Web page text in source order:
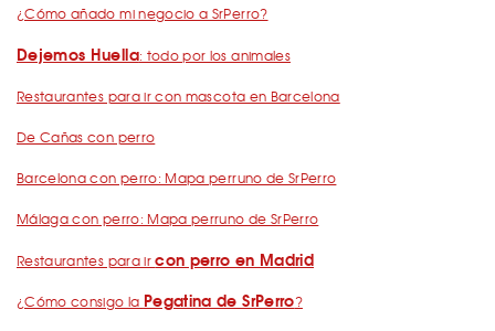
¿Cómo añado mi negocio a SrPerro?
Dejemos Huella: todo por los animales
Restaurantes para ir con mascota en Barcelona
De Cañas con perro
Barcelona con perro: Mapa perruno de SrPerro
Málaga con perro: Mapa perruno de SrPerro
Restaurantes para ircon perro en Madrid
¿Cómo consigo la Pegatina de SrPerro?